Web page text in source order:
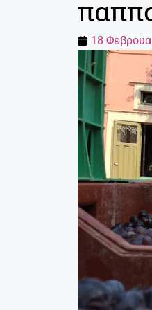
18